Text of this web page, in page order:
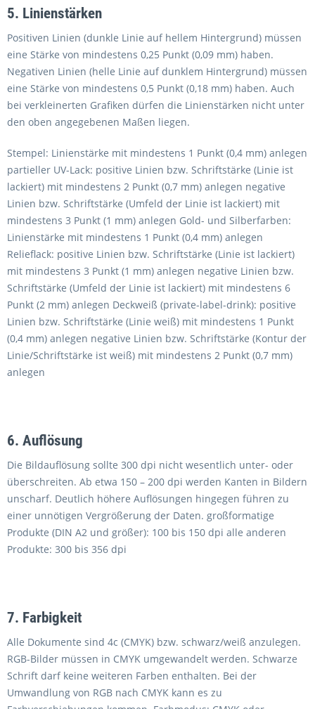
5. Linienstärken
Positiven Linien (dunkle Linie auf hellem Hintergrund) müssen
eine Stärke von mindestens 0,25 Punkt (0,09 mm) haben.
Negativen Linien (helle Linie auf dunklem Hintergrund) müssen
eine Stärke von mindestens 0,5 Punkt (0,18 mm) haben. Auch
bei verkleinerten Grafiken dürfen die Linienstärken nicht unter
den oben angegebenen Maßen liegen.
Stempel: Linienstärke mit mindestens 1 Punkt (0,4 mm) anlegen
partieller UV-Lack: positive Linien bzw. Schriftstärke (Linie ist
lackiert) mit mindestens 2 Punkt (0,7 mm) anlegen negative
Linien bzw. Schriftstärke (Umfeld der Linie ist lackiert) mit
mindestens 3 Punkt (1 mm) anlegen Gold- und Silberfarben:
Linienstärke mit mindestens 1 Punkt (0,4 mm) anlegen
Relieflack: positive Linien bzw. Schriftstärke (Linie ist lackiert)
mit mindestens 3 Punkt (1 mm) anlegen negative Linien bzw.
Schriftstärke (Umfeld der Linie ist lackiert) mit mindestens 6
Punkt (2 mm) anlegen Deckweiß (private-label-drink): positive
Linien bzw. Schriftstärke (Linie weiß) mit mindestens 1 Punkt
(0,4 mm) anlegen negative Linien bzw. Schriftstärke (Kontur der
Linie/Schriftstärke ist weiß) mit mindestens 2 Punkt (0,7 mm)
anlegen
6. Auflösung
Die Bildauflösung sollte 300 dpi nicht wesentlich unter- oder
überschreiten. Ab etwa 150 – 200 dpi werden Kanten in Bildern
unscharf. Deutlich höhere Auflösungen hingegen führen zu
einer unnötigen Vergrößerung der Daten. großformatige
Produkte (DIN A2 und größer): 100 bis 150 dpi alle anderen
Produkte: 300 bis 356 dpi
7. Farbigkeit
Alle Dokumente sind 4c (CMYK) bzw. schwarz/weiß anzulegen.
RGB-Bilder müssen in CMYK umgewandelt werden. Schwarze
Schrift darf keine weiteren Farben enthalten. Bei der
Umwandlung von RGB nach CMYK kann es zu